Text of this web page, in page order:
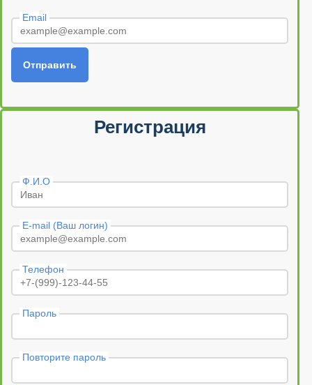
Email
Отправить
Регистрация
Ф.И.О
E-mail (Ваш логин)
Телефон
Пароль
Повторите пароль